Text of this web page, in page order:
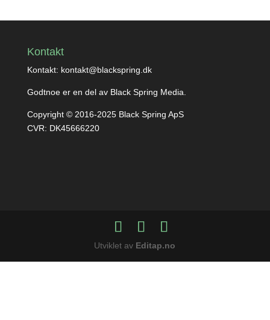
Kontakt
Kontakt: kontakt@blackspring.dk
Godtnoe er en del av Black Spring Media.
Copyright © 2016-2025 Black Spring ApS
CVR: DK45666220
Utviklet av Editap.no